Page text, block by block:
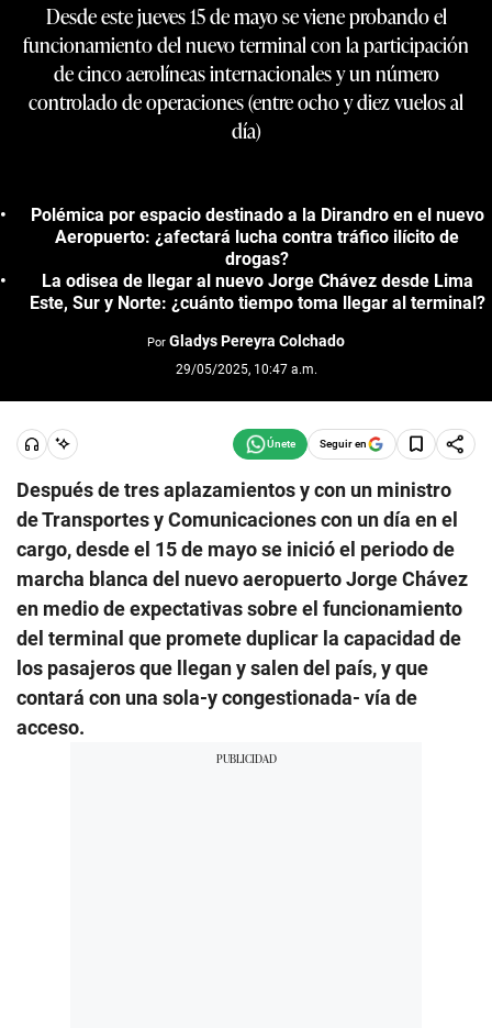
Desde este jueves 15 de mayo se viene probando el
funcionamiento del nuevo terminal con la participación
de cinco aerolíneas internacionales y un número
controlado de operaciones (entre ocho y diez vuelos al
día)
Polémica por espacio destinado a la Dirandro en el nuevo
Aeropuerto: ¿afectará lucha contra tráfico ilícito de
drogas?
La odisea de llegar al nuevo Jorge Chávez desde Lima
Este, Sur y Norte: ¿cuánto tiempo toma llegar al terminal?
Por Gladys Pereyra Colchado
29/05/2025, 10:47 a.m.
Seguir en
Después de tres aplazamientos y con un ministro
de Transportes y Comunicaciones con un día en el
cargo, desde el 15 de mayo se inició el periodo de
marcha blanca del nuevo aeropuerto Jorge Chávez
en medio de expectativas sobre el funcionamiento
del terminal que promete duplicar la capacidad de
los pasajeros que llegan y salen del país, y que
contará con una sola-y congestionada- vía de
acceso.